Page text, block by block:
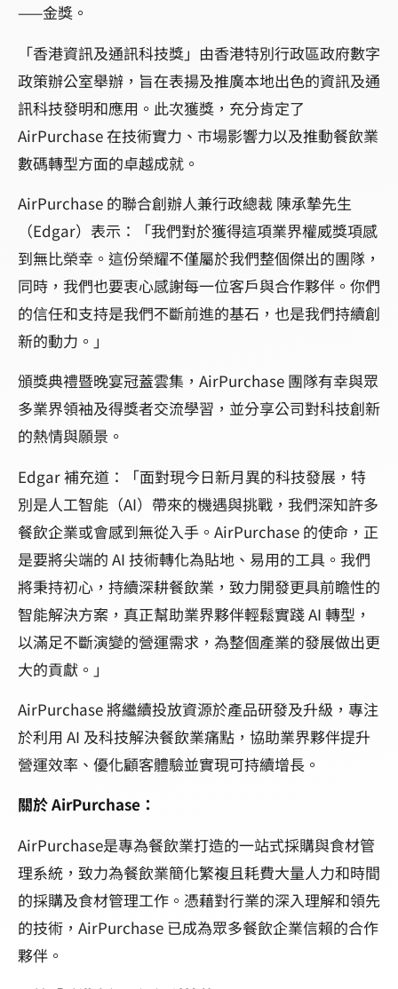
——金獎。
「香港資訊及通訊科技獎」由香港特別行政區政府數字
政策辦公室舉辦，旨在表揚及推廣本地出色的資訊及通
訊科技發明和應用。此次獲獎，充分肯定了
AirPurchase 在技術實力、市場影響力以及推動餐飲業
數碼轉型方面的卓越成就。
AirPurchase 的聯合創辦人兼行政總裁 陳承摯先生
（Edgar）表示：「我們對於獲得這項業界權威獎項感
到無比榮幸。這份榮耀不僅屬於我們整個傑出的團隊，
同時，我們也要衷心感謝每一位客戶與合作夥伴。你們
的信任和支持是我們不斷前進的基石，也是我們持續創
新的動力。」
頒獎典禮暨晚宴冠蓋雲集，AirPurchase 團隊有幸與眾
多業界領袖及得獎者交流學習，並分享公司對科技創新
的熱情與願景。
Edgar 補充道：「面對現今日新月異的科技發展，特
別是人工智能（AI）帶來的機遇與挑戰，我們深知許多
餐飲企業或會感到無從入手。AirPurchase 的使命，正
是要將尖端的 AI 技術轉化為貼地、易用的工具。我們
將秉持初心，持續深耕餐飲業，致力開發更具前瞻性的
智能解決方案，真正幫助業界夥伴輕鬆實踐 AI 轉型，
以滿足不斷演變的營運需求，為整個產業的發展做出更
大的貢獻。」
AirPurchase 將繼續投放資源於產品研發及升級，專注
於利用 AI 及科技解決餐飲業痛點，協助業界夥伴提升
營運效率、優化顧客體驗並實現可持續增長。
關於 AirPurchase：
AirPurchase是專為餐飲業打造的一站式採購與食材管
理系統，致力為餐飲業簡化繁複且耗費大量人力和時間
的採購及食材管理工作。憑藉對行業的深入理解和領先
的技術，AirPurchase 已成為眾多餐飲企業信賴的合作
夥伴。